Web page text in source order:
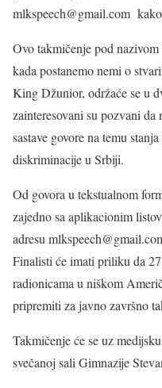
mlkspeech@gmail.com
Ovo takmičenje pod
kada postanemo nemi o
King Džunior, održaće se u
zainteresovani su pozvani
sastave govore na temu
diskriminacije u Srbiji.
Od govora u tekstualnom
zajedno sa aplikacionim
adresu
Finalisti će imati priliku da
radionicama u niškom
pripremiti za javno završno
Takmičenje će se uz
svečanoj sali Gimnazije